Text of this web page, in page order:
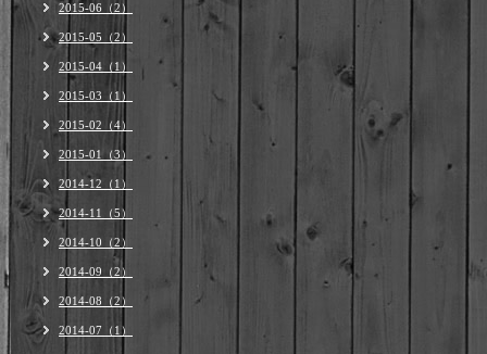
2015-06（2）
2015-05（2）
2015-04（1）
2015-03（1）
2015-02（4）
2015-01（3）
2014-12（1）
2014-11（5）
2014-10（2）
2014-09（2）
2014-08（2）
2014-07（1）